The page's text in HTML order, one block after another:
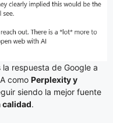
respuesta de Google a
como Perplexity y
siendo la mejor fuente
calidad.